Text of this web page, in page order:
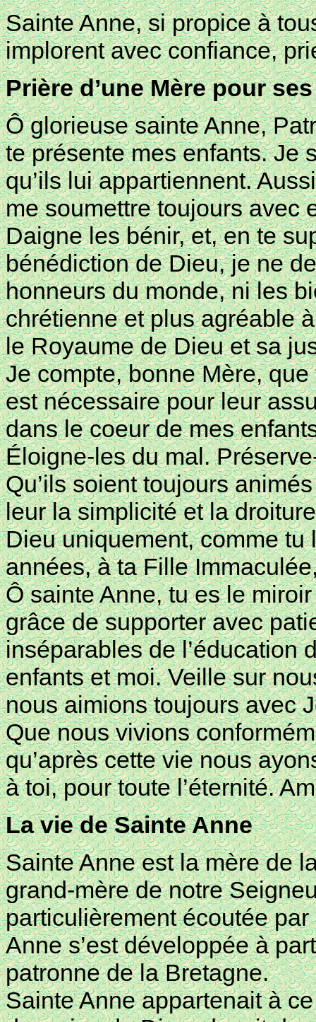
Sainte Anne, si propice à
implorent avec confiance,
Prière d’une Mère pour
Ô glorieuse sainte Anne,
te présente mes enfants. Je
qu’ils lui appartiennent.
me soumettre toujours avec
Daigne les bénir, et, en te
bénédiction de Dieu, je ne
honneurs du monde, ni les
chrétienne et plus agréable
le Royaume de Dieu et sa
Je compte, bonne Mère,
est nécessaire pour leur
dans le coeur de mes
Éloigne-les du mal.
Qu’ils soient toujours
leur la simplicité et la
Dieu uniquement, comme tu
années, à ta Fille
Ô sainte Anne, tu es le
grâce de supporter avec
inséparables de l’éducation
enfants et moi. Veille sur
nous aimions toujours avec
Que nous vivions
qu’après cette vie nous
à toi, pour toute l’éternité.
La vie de Sainte Anne
Sainte Anne est la mère de
grand-mère de notre
particulièrement écoutée
Anne s’est développée à
patronne de la Bretagne.
Sainte Anne appartenait à